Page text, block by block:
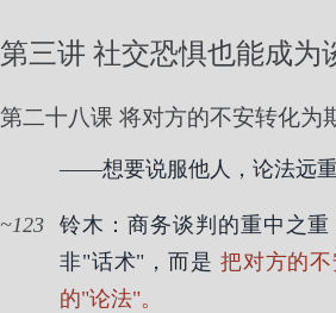
第三讲 社交恐惧也能成为
第二十八课 将对方的不安转化为
——想要说服他人，论法远
123
铃木：商务谈判的重中之
非"话术"，而是 把对方的
的"论法"。